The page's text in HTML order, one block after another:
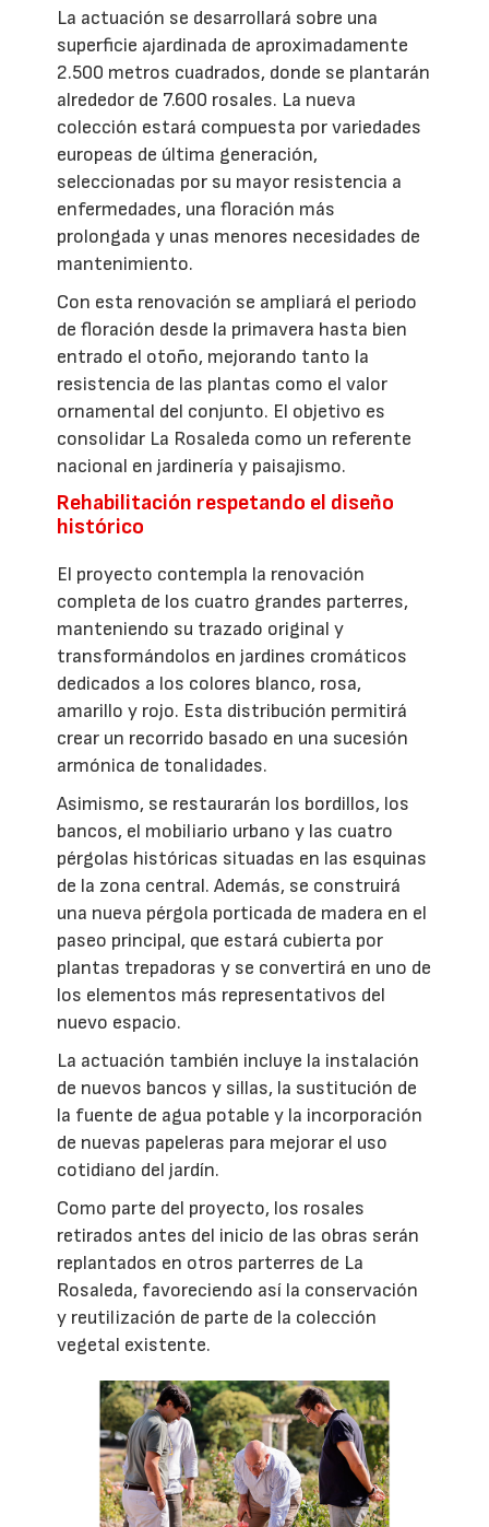
La actuación se desarrollará sobre una
superficie ajardinada de aproximadamente
2.500 metros cuadrados, donde se plantarán
alrededor de 7.600 rosales. La nueva
colección estará compuesta por variedades
europeas de última generación,
seleccionadas por su mayor resistencia a
enfermedades, una floración más
prolongada y unas menores necesidades de
mantenimiento.
Con esta renovación se ampliará el periodo
de floración desde la primavera hasta bien
entrado el otoño, mejorando tanto la
resistencia de las plantas como el valor
ornamental del conjunto. El objetivo es
consolidar La Rosaleda como un referente
nacional en jardinería y paisajismo.
Rehabilitación respetando el diseño
histórico
El proyecto contempla la renovación
completa de los cuatro grandes parterres,
manteniendo su trazado original y
transformándolos en jardines cromáticos
dedicados a los colores blanco, rosa,
amarillo y rojo. Esta distribución permitirá
crear un recorrido basado en una sucesión
armónica de tonalidades.
Asimismo, se restaurarán los bordillos, los
bancos, el mobiliario urbano y las cuatro
pérgolas históricas situadas en las esquinas
de la zona central. Además, se construirá
una nueva pérgola porticada de madera en el
paseo principal, que estará cubierta por
plantas trepadoras y se convertirá en uno de
los elementos más representativos del
nuevo espacio.
La actuación también incluye la instalación
de nuevos bancos y sillas, la sustitución de
la fuente de agua potable y la incorporación
de nuevas papeleras para mejorar el uso
cotidiano del jardín.
Como parte del proyecto, los rosales
retirados antes del inicio de las obras serán
replantados en otros parterres de La
Rosaleda, favoreciendo así la conservación
y reutilización de parte de la colección
vegetal existente.